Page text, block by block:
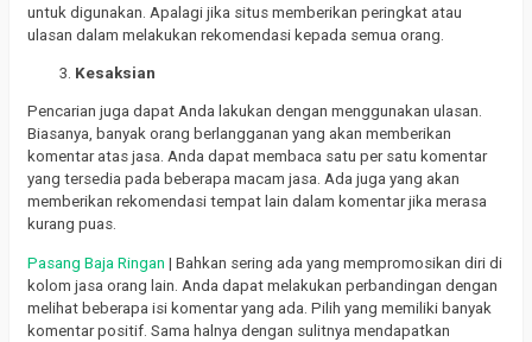
untuk digunakan. Apalagi jika situs memberikan peringkat atau
ulasan dalam melakukan rekomendasi kepada semua orang.
Kesaksian
Pencarian juga dapat Anda lakukan dengan menggunakan ulasan.
Biasanya, banyak orang berlangganan yang akan memberikan
komentar atas jasa. Anda dapat membaca satu per satu komentar
yang tersedia pada beberapa macam jasa. Ada juga yang akan
memberikan rekomendasi tempat lain dalam komentar jika merasa
kurang puas.
Pasang Baja Ringan | Bahkan sering ada yang mempromosikan diri di
kolom jasa orang lain. Anda dapat melakukan perbandingan dengan
melihat beberapa isi komentar yang ada. Pilih yang memiliki banyak
komentar positif. Sama halnya dengan sulitnya mendapatkan